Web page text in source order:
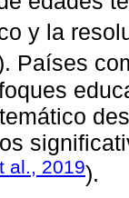
y la
Países
al., 2019).